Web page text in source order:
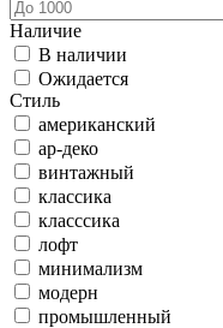
Наличие
В наличии
Ожидается
Стиль
американский
ар-деко
винтажный
классика
класссика
лофт
минимализм
модерн
промышленный